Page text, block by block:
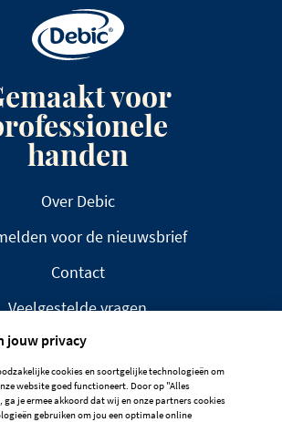
voor
handen
Over Debic
voor de nieuwsbrief
Contact
Veelgestelde vragen
jouw privacy
cookies en soortgelijke technologieën om
website goed functioneert. Door op "Alles
ga je ermee akkoord dat wij en onze partners cookies
gebruiken om jou een optimale online